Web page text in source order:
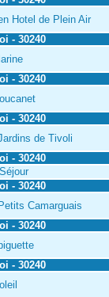
Hotel de Plein Air
- 30240
- 30240
- 30240
de Tivoli
- 30240
- 30240
Camarguais
- 30240
- 30240